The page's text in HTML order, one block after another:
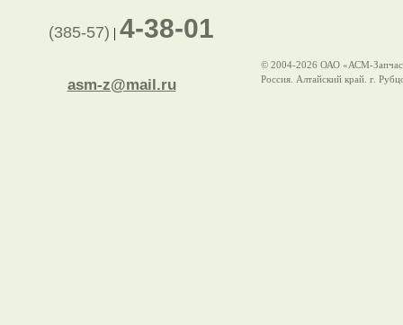
(385-57) | 4-38-01
asm-z@mail.ru
© 2004-2026 ОАО «АСМ-
Россия. Алтайский край. г.